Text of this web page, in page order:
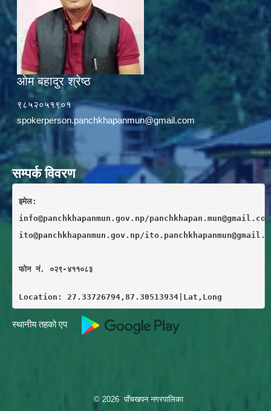
ओम बहादुर श्रेष्ठ
९८५२०५१९०१
spokerperson.panchkhapanmun@gmail.com
सम्पर्क विवरण
इमेल:
info@panchkhapanmun.gov.np/
ito@panchkhapanmun.gov.np/
फाेन नं. ०२९-४११०८३
Location: 27.33726794,87.30513934|Lat,Long
स्थानीय तहको एप
© 2026 पाँचखपन नगरपालिका